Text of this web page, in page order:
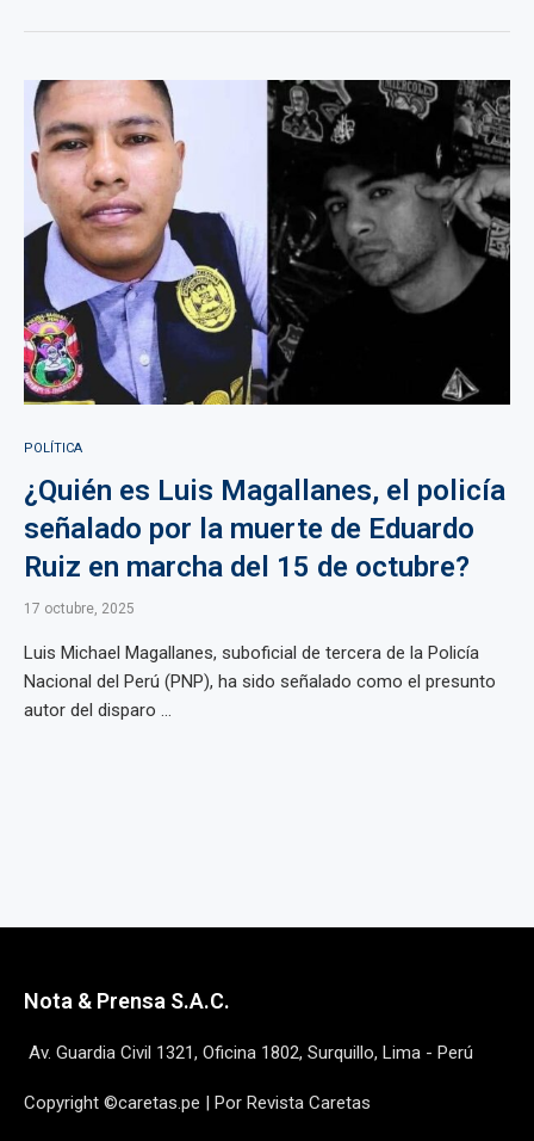
POLÍTICA
¿Quién es Luis Magallanes, el policía
señalado por la muerte de Eduardo
Ruiz en marcha del 15 de octubre?
17 octubre, 2025
Luis Michael Magallanes, suboficial de tercera de la Policía
Nacional del Perú (PNP), ha sido señalado como el presunto
autor del disparo ...
Nota & Prensa S.A.C.
Av. Guardia Civil 1321, Oficina 1802, Surquillo, Lima - Perú
Copyright ©caretas.pe | Por Revista Caretas